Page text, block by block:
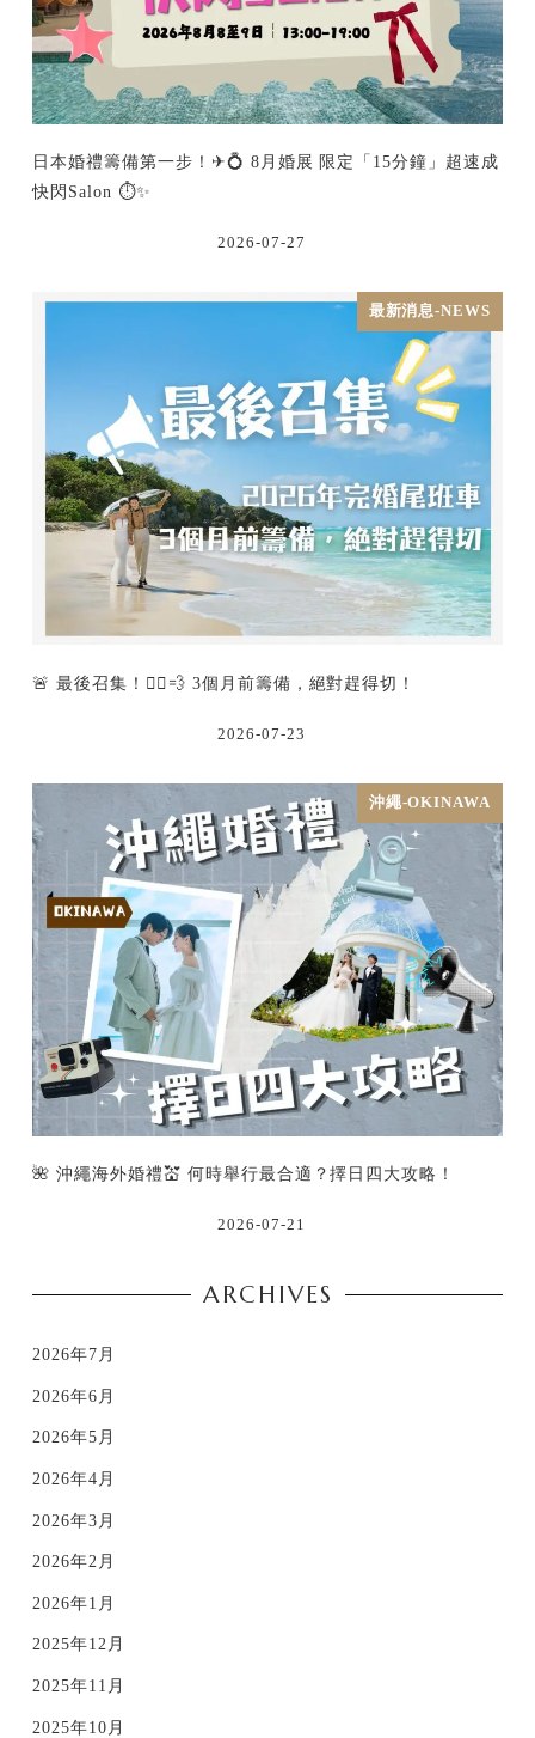
日本婚禮籌備第一步！✈💍 8月婚展 限定「15分鐘」超速成
快閃Salon ⏱️✨
2026-07-27
最新消息-NEWS
🚨 最後召集！🏃‍♂️💨 3個月前籌備，絕對趕得切！
2026-07-23
沖繩-OKINAWA
🌺 沖繩海外婚禮💒 何時舉行最合適？擇日四大攻略！
2026-07-21
ARCHIVES
2026年7月
2026年6月
2026年5月
2026年4月
2026年3月
2026年2月
2026年1月
2025年12月
2025年11月
2025年10月